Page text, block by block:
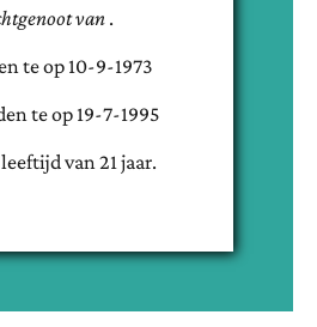
van .
teop 10-9-1973
teop 19-7-1995
van 21 jaar.